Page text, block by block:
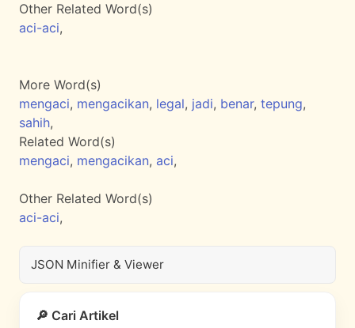
Other Related Word(s)
aci-aci,
More Word(s)
mengaci, mengacikan, legal, jadi, benar, tepung,
sahih,
Related Word(s)
mengaci, mengacikan, aci,
Other Related Word(s)
aci-aci,
JSON Minifier & Viewer
🔎 Cari Artikel